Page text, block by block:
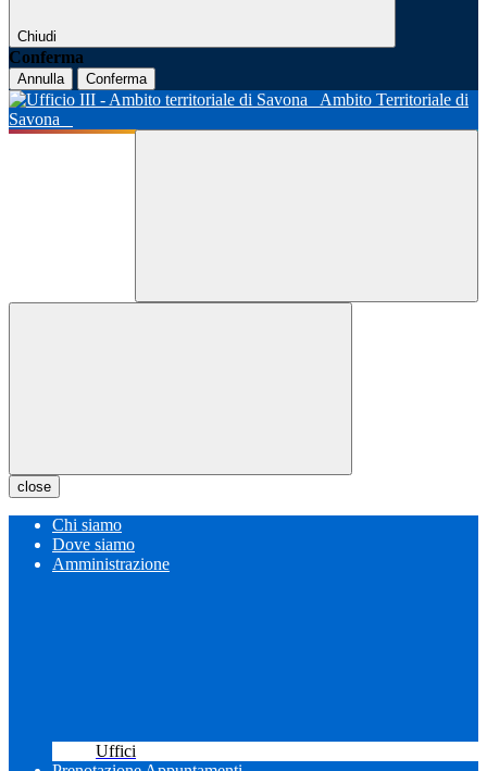
Chiudi
Conferma
Annulla Conferma
Ambito Territoriale di
Savona
close
Chi siamo
Dove siamo
Amministrazione
Uffici